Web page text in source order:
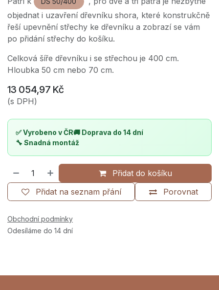
objednat i uzavření dřevníku shora, které konstrukčně
řeší upevnění střechy ke dřevníku a zobrazí se vám
po přidání střechy do košíku.
Celková šíře dřevníku i se střechou je 400 cm.
Hloubka 50 cm nebo 70 cm.
13 054,97 Kč
(s DPH)
✅ Vyrobeno v ČR🚚 Doprava do 14 dní
🔧 Snadná montáž
Přidat do košíku
Porovnat
Přidat na seznam přání
Obchodní podmínky
Odesíláme do 14 dní